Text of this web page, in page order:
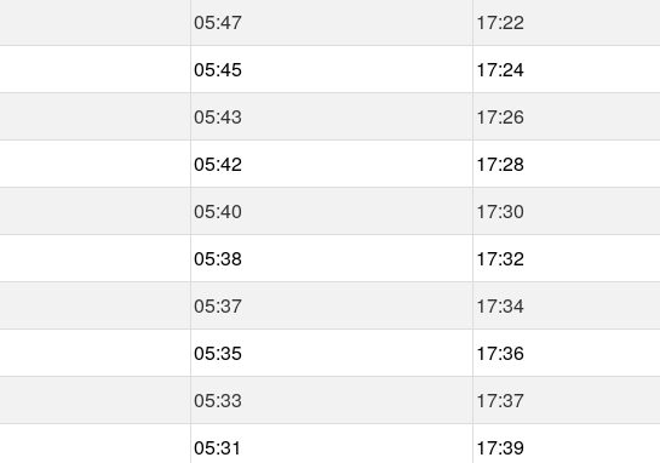
05:47
17:22
05:45
17:24
05:43
17:26
05:42
17:28
05:40
17:30
05:38
17:32
05:37
17:34
05:35
17:36
05:33
17:37
05:31
17:39